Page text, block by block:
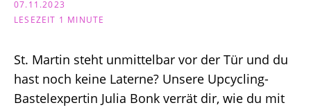
St. Martin steht unmittelbar vor der Tür und du
hast noch keine Laterne? Unsere Upcycling-
Bastelexpertin Julia Bonk verrät dir, wie du mit
07.11.2023
LESEZEIT 1 MINUTE